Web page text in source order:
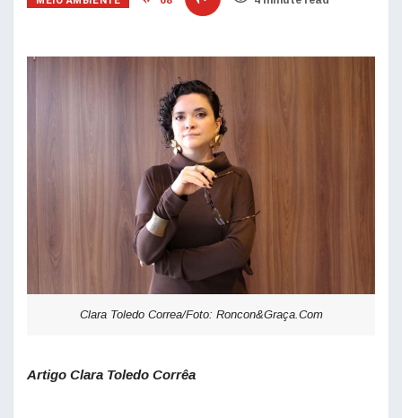
Clara Toledo Correa/Foto: Roncon&Graça.Com
Artigo Clara Toledo Corrêa